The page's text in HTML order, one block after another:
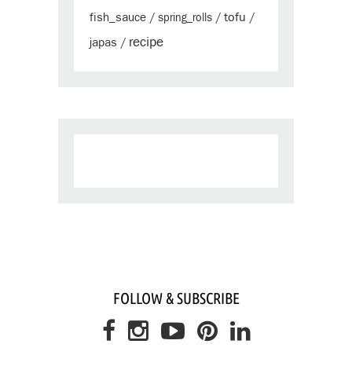
fish_sauce / spring_rolls / tofu /
japas / recipe
FOLLOW & SUBSCRIBE